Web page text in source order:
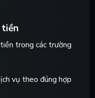
tiền
trong các trường
vụ theo đúng hợp